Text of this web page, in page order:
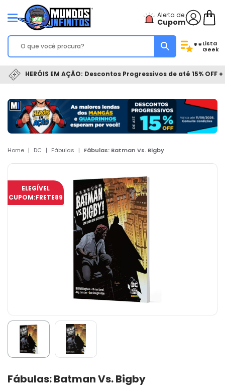
Alerta de
Cupom
**Lista
Geek
HERÓIS EM AÇÃO: Descontos Progressivos de até 15% OFF
Home | DC | Fábulas | Fábulas: Batman Vs. Bigby
ELEGÍVEL
CUPOM:FRETE89
Fábulas: Batman Vs. Bigby